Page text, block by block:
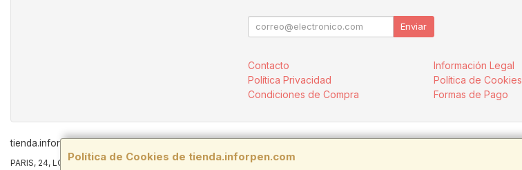
Política de Cookies de tienda.inforpen.com
Enviar
Contacto
Información Legal
Política Privacidad
Política de Cookies
Condiciones de Compra
Formas de Pago
tienda.inforpen.com © 2026
PARIS, 24, LOCAL 6, 41089, Montequinto - Dos Hermanas, SEVILLA, C.I.F.:ESB91914697 - Tfno.:954128710